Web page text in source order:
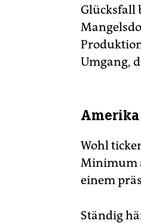
Glücksfall
Umgang,
Wohl
Minimum
einem
Ständig